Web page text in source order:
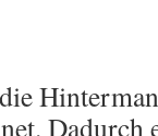
Dadurch